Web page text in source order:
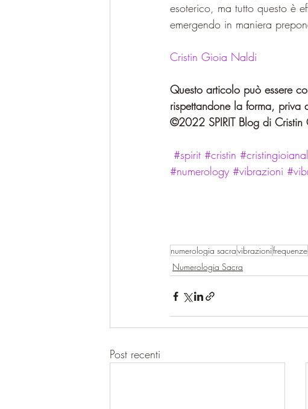
esoterico, ma tutto questo è
emergendo in maniera
Cristin Gioia Naldi
Questo articolo può essere
rispettandone la forma, priva
©2022 SPIRIT Blog di
#spirit #cristin
#numerology #vibrazioni
numerologia sacravibrazionifrequenze
Numerologia Sacra
Post recenti